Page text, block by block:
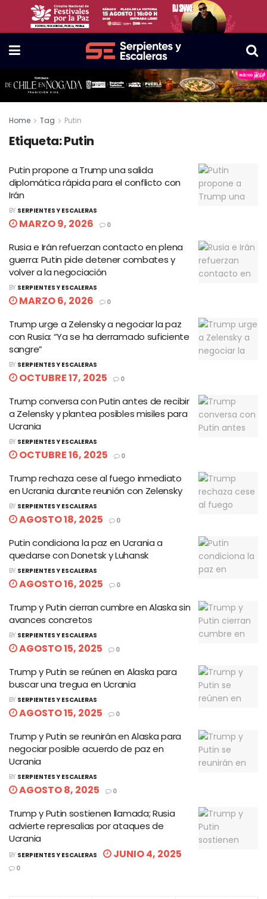
Home Tag Putin
Etiqueta:Putin
Putin propone a Trump una salida
diplomática rápida para el conflicto con
Irán
BY SERPIENTES Y ESCALERAS
MARZO 9, 2026 0
Rusia e Irán refuerzan contacto en plena
guerra: Putin pide detener combates y
volver a la negociación
BY SERPIENTES Y ESCALERAS
MARZO 6, 2026 0
Trump urge a Zelensky a negociar la paz
con Rusia: “Ya se ha derramado suficiente
sangre”
BY SERPIENTES Y ESCALERAS
OCTUBRE 17, 2025 0
Trump conversa con Putin antes de recibir
a Zelensky y plantea posibles misiles para
Ucrania
BY SERPIENTES Y ESCALERAS
OCTUBRE 16, 2025 0
Trump rechaza cese al fuego inmediato
en Ucrania durante reunión con Zelensky
BY SERPIENTES Y ESCALERAS
AGOSTO 18, 2025 0
Putin condiciona la paz en Ucrania a
quedarse con Donetsk y Luhansk
BY SERPIENTES Y ESCALERAS
AGOSTO 16, 2025 0
Trump y Putin cierran cumbre en Alaska sin
avances concretos
BY SERPIENTES Y ESCALERAS
AGOSTO 15, 2025 0
Trump y Putin se reúnen en Alaska para
buscar una tregua en Ucrania
BY SERPIENTES Y ESCALERAS
AGOSTO 15, 2025 0
Trump y Putin se reunirán en Alaska para
negociar posible acuerdo de paz en
Ucrania
BY SERPIENTES Y ESCALERAS
AGOSTO 8, 2025 0
Trump y Putin sostienen llamada; Rusia
advierte represalias por ataques de
Ucrania
BY SERPIENTES Y ESCALERAS JUNIO 4, 2025
0